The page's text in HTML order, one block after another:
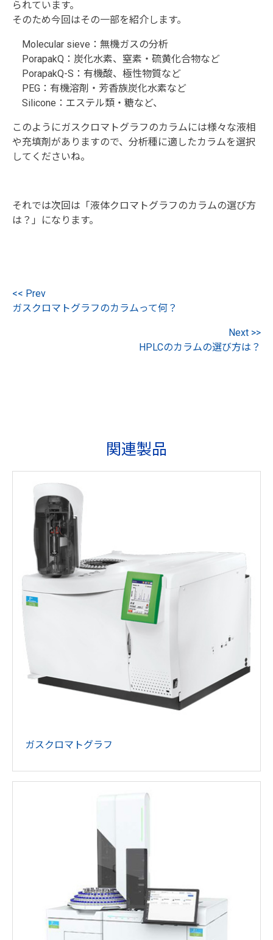
られています。
そのため今回はその一部を紹介します。
Molecular sieve：無機ガスの分析
PorapakQ：炭化水素、窒素・硫黄化合物など
PorapakQ-S：有機酸、極性物質など
PEG：有機溶剤・芳香族炭化水素など
Silicone：エステル類・糖など、
このようにガスクロマトグラフのカラムには様々な液相
や充填剤がありますので、分析種に適したカラムを選択
してくださいね。
それでは次回は「液体クロマトグラフのカラムの選び方
は？」になります。
<< Prev
ガスクロマトグラフのカラムって何？
Next >>
HPLCのカラムの選び方は？
関連製品
ガスクロマトグラフ